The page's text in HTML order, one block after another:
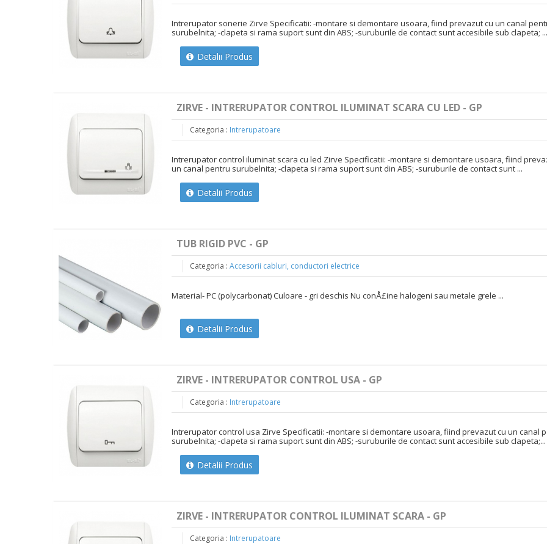
Intrerupator sonerie Zirve Specificatii: -montare si demontare usoara, fiind prevazut cu un canal
surubelnita; -clapeta si rama suport sunt din ABS; -suruburile de contact sunt accesibile sub clapeta; ...
Detalii Produs
ZIRVE - INTRERUPATOR CONTROL ILUMINAT SCARA CU LED - GP
Categoria : Intrerupatoare
Intrerupator control iluminat scara cu led Zirve Specificatii: -montare si demontare usoara, fiind
un canal pentru surubelnita; -clapeta si rama suport sunt din ABS; -suruburile de contact sunt ...
Detalii Produs
TUB RIGID PVC - GP
Categoria : Accesorii cabluri, conductori electrice
Material- PC (polycarbonat) Culoare - gri deschis Nu conÅ£ine halogeni sau metale grele ...
Detalii Produs
ZIRVE - INTRERUPATOR CONTROL USA - GP
Categoria : Intrerupatoare
Intrerupator control usa Zirve Specificatii: -montare si demontare usoara, fiind prevazut cu un canal
surubelnita; -clapeta si rama suport sunt din ABS; -suruburile de contact sunt accesibile sub clapeta;...
Detalii Produs
ZIRVE - INTRERUPATOR CONTROL ILUMINAT SCARA - GP
Categoria : Intrerupatoare